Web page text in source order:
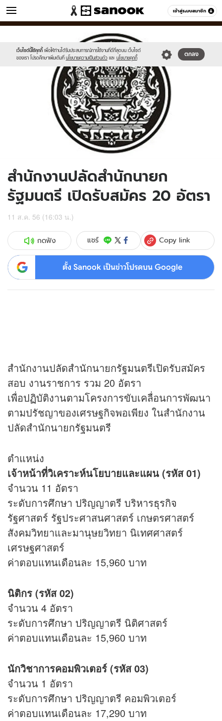
เข้าสู่ระบบสมาชิก
ข่าว หมวดอื่นๆ
เว็บไซต์นี้ใช้คุกกี้ เพื่อให้ท่านได้รับประสบการณ์การใช้งานที่ดีที่สุดบน เว็บไซต์
ของเรา โปรดศึกษาเพิ่มเติมที่ นโยบายความเป็นส่วนตัว และ นโยบายคุกกี้
ตกลง
//s.isanook.com/sr/0/images/logo-
sanook.png
//s.isanook.com/ns/0/ud/240/1202364/
สำนักงานปลัดสำนักนายก
รัฐมนตรี เปิดรับสมัคร 20 อัตรา
11 ส.ค. 56 (16:03 น.)
กดฟัง แชร์ Copy link
ตั้ง Sanook เป็นข่าวโปรดบน Google
สำนักงานปลัดสำนักนายกรัฐมนตรีเปิดรับสมัคร
สอบ งานราชการ รวม 20 อัตรา
เพื่อปฏิบัติงานตามโครงการขับเคลื่อนการพัฒนา
ตามปรัชญาของเศรษฐกิจพอเพียง ในสำนักงาน
ปลัดสำนักนายกรัฐมนตรี
ตำแหน่ง
เจ้าหน้าที่วิเคราะห์นโยบายและแผน (รหัส 01)
จำนวน 11 อัตรา
ระดับการศึกษา ปริญญาตรี บริหารธุรกิจ
รัฐศาสตร์ รัฐประศาสนศาสตร์ เกษตรศาสตร์
สังคมวิทยาและมานุษยวิทยา นิเทศศาสตร์
เศรษฐศาสตร์
ค่าตอบแทนเดือนละ 15,960 บาท
นิติกร (รหัส 02)
จำนวน 4 อัตรา
ระดับการศึกษา ปริญญาตรี นิติศาสตร์
ค่าตอบแทนเดือนละ 15,960 บาท
นักวิชาการคอมพิวเตอร์ (รหัส 03)
จำนวน 1 อัตรา
ระดับการศึกษา ปริญญาตรี คอมพิวเตอร์
ค่าตอบแทนเดือนละ 17,290 บาท